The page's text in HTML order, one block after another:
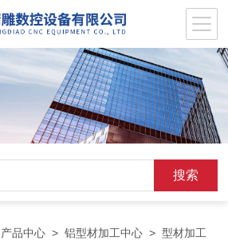
产品中心 >铝型材加工中心 >型材加工